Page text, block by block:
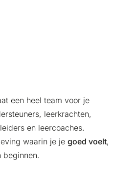
een heel team voor je
leerkrachten,
en leercoaches.
waarin je je goed voelt,
beginnen.